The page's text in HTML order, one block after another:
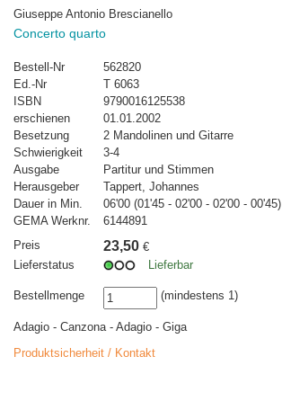
Giuseppe Antonio Brescianello
Concerto quarto
Bestell-Nr
562820
Ed.-Nr
T 6063
ISBN
9790016125538
erschienen
01.01.2002
Besetzung
2 Mandolinen und Gitarre
Schwierigkeit
3-4
Ausgabe
Partitur und Stimmen
Herausgeber
Tappert, Johannes
Dauer in Min.
06'00 (01'45 - 02'00 - 02'00 - 00'45)
GEMA Werknr.
6144891
Preis
23,50 €
Lieferstatus
Lieferbar
Bestellmenge (mindestens 1)
Adagio - Canzona - Adagio - Giga
Produktsicherheit / Kontakt